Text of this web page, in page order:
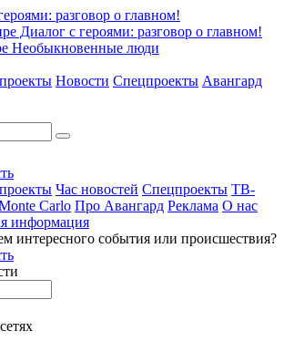
разговор о главном!
Диалог с героями: разговор о главном!
Необыкновенные люди
Новости Спецпроекты Авангард
Час новостей Спецпроекты ТВ-
Carlo Про Авангард Реклама О нас
информация
интересного события или происшествия?